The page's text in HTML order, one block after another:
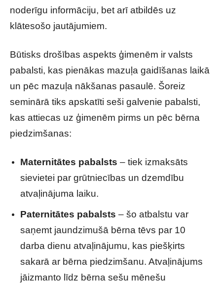
noderīgu informāciju, bet arī atbildēs uz
klātesošo jautājumiem.
Būtisks drošības aspekts ģimenēm ir valsts
pabalsti, kas pienākas mazuļa gaidīšanas laikā
un pēc mazuļa nākšanas pasaulē. Šoreiz
seminārā tiks apskatīti seši galvenie pabalsti,
kas attiecas uz ģimenēm pirms un pēc bērna
piedzimšanas:
Maternitātes pabalsts – tiek izmaksāts
sievietei par grūtniecības un dzemdību
atvaļinājuma laiku.
Paternitātes pabalsts – šo atbalstu var
saņemt jaundzimušā bērna tēvs par 10
darba dienu atvaļinājumu, kas piešķirts
sakarā ar bērna piedzimšanu. Atvaļinājums
jāizmanto līdz bērna sešu mēnešu